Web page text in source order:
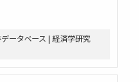
ータベース | 経済学研究